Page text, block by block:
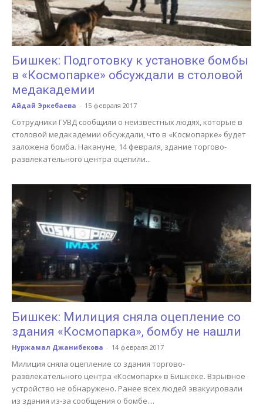
Бишкек: Подготовку к установке бомбы
в «Космопарке» обсуждали в столовой
медакадемии
Айдай Эркебаева - 15 февраля 2017
Сотрудники ГУВД сообщили о неизвестных людях, которые в
столовой медакадемии обсуждали, что в «Космопарке» будет
заложена бомба. Накануне, 14 февраля, здание торгово-
развлекательного центра оцепили...
Бишкек: Милиция сняла оцепление со
здания «Космопарка», бомбу не нашли
Нуржамал Джанибекова - 14 февраля 2017
Милиция сняла оцепление со здания торгово-
развлекательного центра «Космопарк» в Бишкеке. Взрывное
устройство не обнаружено. Ранее всех людей эвакуировали
из здания из-за сообщения о бомбе....